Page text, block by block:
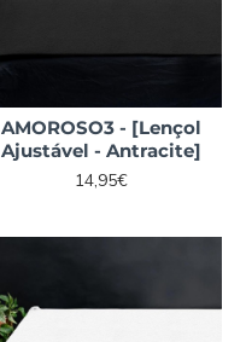
AMOROSO3 - [Lençol
Ajustável - Antracite]
14,95€